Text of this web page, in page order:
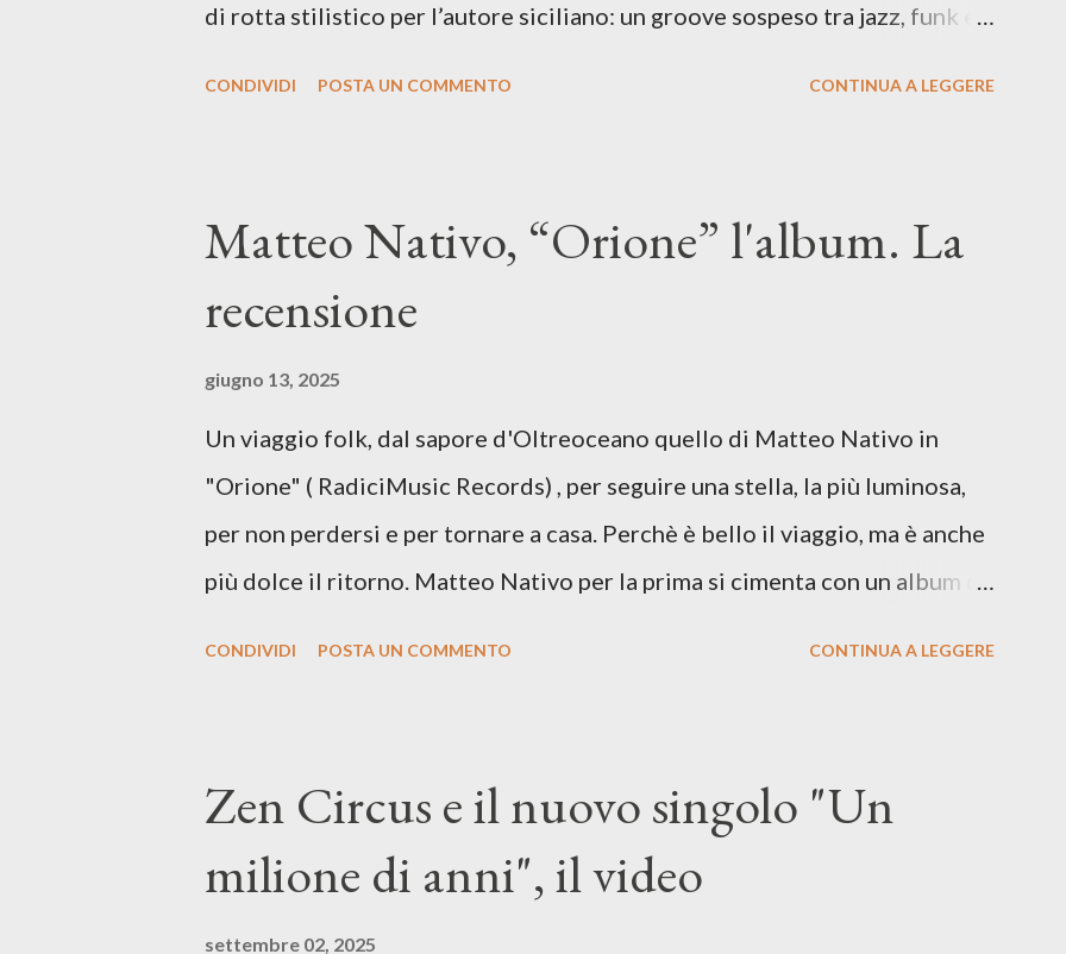
di rotta stilistico per l’autore siciliano: un groove sospeso tra jazz, funk e
segnato da guerre, disorientamento e tensioni globali. La canzone
racconta la difficoltà di creare, e perfino di esistere, sotto il peso della
vivere e nel suonare, nel trovare respiro anche quando l’aria sembra farsi
più densa. Il brano è anche una dichiarazione d’intenti: Cico Messina apre
il suo nuovo percorso artistico con una composizi...
CONDIVIDI POSTA UN COMMENTO CONTINUA A LEGGERE
Matteo Nativo, “Orione” l'album. La
recensione
giugno 13, 2025
Un viaggio folk, dal sapore d'Oltreoceano quello di Matteo Nativo in
"Orione" ( RadiciMusic Records) , per seguire una stella, la più luminosa,
per non perdersi e per tornare a casa. Perchè è bello il viaggio, ma è anche
più dolce il ritorno. Matteo Nativo per la prima si cimenta con un album di
voce della cantautrice Silvia Conti. Perdersi. Dicevamo. Ed è da qui che il
nostro inizia questo concept musicale, con " Che ora è" , raccontando la
CONDIVIDI POSTA UN COMMENTO CONTINUA A LEGGERE
Zen Circus e il nuovo singolo "Un
milione di anni", il video
settembre 02, 2025